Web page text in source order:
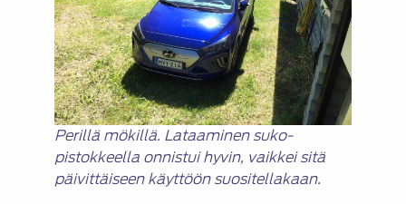
Perillä mökillä. Lataaminen suko-
pistokkeella onnistui hyvin, vaikkei sitä
päivittäiseen käyttöön suositellakaan.